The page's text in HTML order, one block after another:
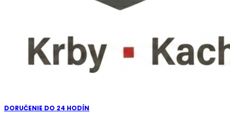
DORUČENIE DO 24 HODÍN